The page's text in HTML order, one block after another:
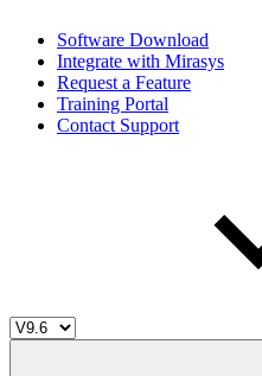
Software Download
Integrate with Mirasys
Request a Feature
Training Portal
Contact Support